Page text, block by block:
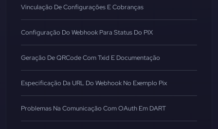
Vinculação De Configurações E Cobranças
Configuração Do Webhook Para Status Do PIX
Geração De QRCode Com Txid E Documentação
Especificação Da URL Do Webhook No Exemplo Pix
Problemas Na Comunicação Com OAuth Em DART